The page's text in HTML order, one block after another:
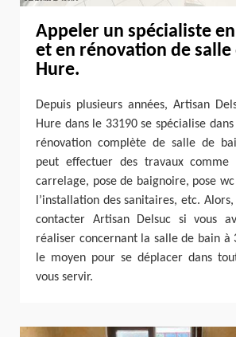
Appeler un spécialiste
et en rénovation de salle
Hure.
Depuis plusieurs années, Artisan
Hure dans le 33190 se spécialise
rénovation complète de salle de
peut effectuer des travaux comme
carrelage, pose de baignoire, pose
l’installation des sanitaires, etc. Alors,
contacter Artisan Delsuc si vous
réaliser concernant la salle de bain à
le moyen pour se déplacer dans
vous servir.